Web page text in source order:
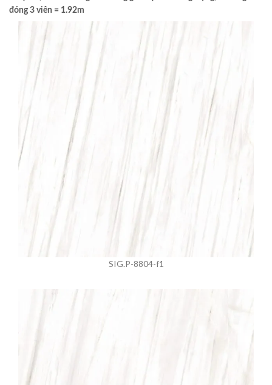
đóng 3 viên = 1.92m
SIG.P-8804-f1